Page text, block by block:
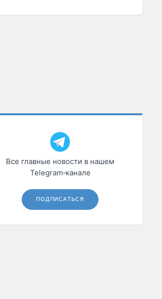
Все главные новости в нашем
Telegram‑канале
ПОДПИСАТЬСЯ